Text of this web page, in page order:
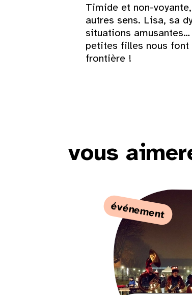
4 5 6 7
11 12
Timide et non-
autres sens. Lisa, sa
situations
petites filles nous font
frontière !
vous
événement